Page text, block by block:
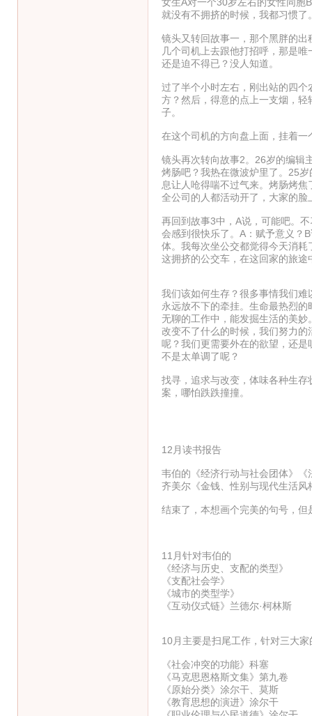
就没有不拥挤的时候，我都习惯
镜头又转回故事一，那个黑胖的
几个司机上去跟他打招呼，那是
还是迫不得已？没人知道。
过了半个小时左右，刚出站的四
方？然后，得意的点上一支烟，
子。
在这个司机的方向盘上面，挂着
镜头再次转向故事2。26岁的编辑
烤肠吧？我热在微波炉里了。25
息让人呛得喘不过气来。烤肠烤
全公司的人都活动开了，大家的
再回到故事3中，A说，可能吧。
会感到很快乐了。A：赋予意义？
体。我每次坐公交都觉得今天消
这拥挤的公交车，在这回家的旅途
我们该如何生存？很多事情我们
永远放不下的牵挂。生命最热烈
无聊的工作中，能发掘生活的美
改变不了什么的时候，我们努力
呢？我们更需要外在的欲望，还
不是太单调了呢？
找寻，追求与改变，体味各种生
案，哪怕跌跌撞撞。
12月读书报告
韦伯的《经济行动与社会团体》《
齐美尔《金钱、性别与现代生活风
结束了，本想画个完美的句号，
11月针对韦伯的
《经济与历史、支配的类型》
《支配社会学》
《城市的类型学》
《互动仪式链》兰德尔·柯林斯
10月主要是扫尾工作，针对三大家
《社会冲突的功能》科塞
《马克思恩格斯文集》第九卷
《原始分类》涂尔干、莫斯
《教育思想的演进》涂尔干